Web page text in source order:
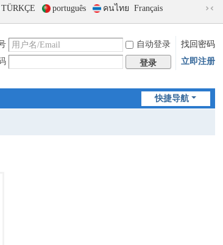
TÜRKÇE português คนไทย Français
到
版
自动登录
找回密码
登录 立即注册
快捷导航